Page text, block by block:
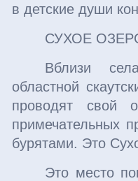
в детские души
СУХОЕ
Вблизи
областной
проводят свой
примечательных
бурятами. Это
Это место